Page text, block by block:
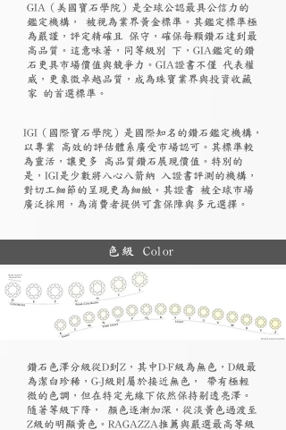
GIA（美國寶石學院）是全球公認最具公信力的
鑑定機構， 被視為業界黃金標準。其鑑定標準極
為嚴謹，評定精確且 保守，確保每顆鑽石達到最
高品質。這意味著，同等級別 下，GIA鑑定的鑽
石更具市場價值與競爭力。GIA證書不僅 代表權
威，更象徵卓越品質，成為珠寶業界與投資收藏
家 的首選標準。
​IGI（國際寶石學院）是國際知名的鑽石鑑定機構，
以專業 高效的評估體系廣受市場認可。其標準較
為靈活，讓更多 高品質鑽石展現價值。特別的
是，IGI是少數將八心八箭納 入證書評測的機構，
對切工細節的呈現更為細緻。其證書 被全球市場
廣泛採用，為消費者提供可靠保障與多元選擇。
色級 Color
鑽石色澤分級從D到Z，其中D-F級為無色，D級最
為潔白珍稀，G-J級則屬於接近無色， 帶有極輕
微的色調，但在特定光線下依然保持剔透亮澤。
隨著等級下降， 顏色逐漸加深，從淡黃色過渡至
Z級的明顯黃色。RAGAZZA推薦與嚴選最高等級